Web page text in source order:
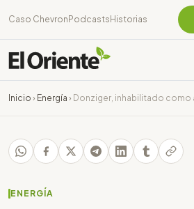
Caso Chevron Podcasts Historias
Inicio › Energía › Donziger, inhabilitado
ENERGÍA